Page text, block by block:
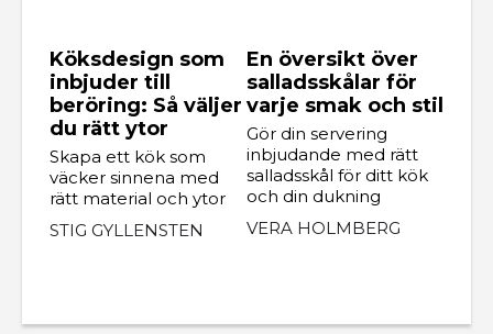
Köksdesign som
inbjuder till
beröring: Så väljer
du rätt ytor
Skapa ett kök som
väcker sinnena med
rätt material och ytor
STIG GYLLENSTEN
En översikt över
salladsskålar för
varje smak och stil
Gör din servering
inbjudande med rätt
salladsskål för ditt kök
och din dukning
VERA HOLMBERG